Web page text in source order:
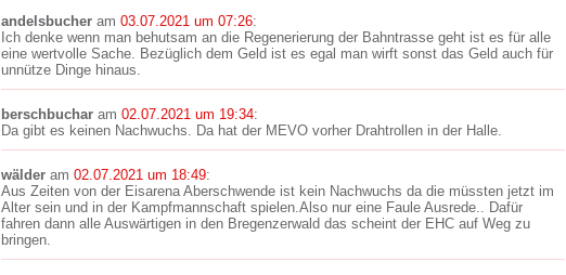
andelsbucher am 03.07.2021 um 07:26:
Ich denke wenn man behutsam an die Regenerierung der Bahntrasse geht ist es für alle
eine wertvolle Sache. Bezüglich dem Geld ist es egal man wirft sonst das Geld auch für
unnütze Dinge hinaus.
berschbuchar am 02.07.2021 um 19:34:
Da gibt es keinen Nachwuchs. Da hat der MEVO vorher Drahtrollen in der Halle.
wälder am 02.07.2021 um 18:49:
Aus Zeiten von der Eisarena Aberschwende ist kein Nachwuchs da die müssten jetzt im
Alter sein und in der Kampfmannschaft spielen.Also nur eine Faule Ausrede.. Dafür
fahren dann alle Auswärtigen in den Bregenzerwald das scheint der EHC auf Weg zu
bringen.